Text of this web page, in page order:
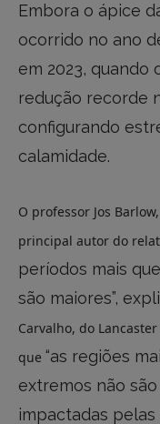
Embora o ápice
ocorrido no ano
em 2023, quando
redução recorde
configurando
calamidade.
O professor Jos
principal autor do
períodos mais
são maiores”,
Carvalho, do
que “as regiões
extremos não
impactadas pelas